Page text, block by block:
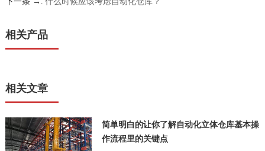
相关产品
相关文章
简单明白的让你了解自动化立体仓库基本操
作流程里的关键点